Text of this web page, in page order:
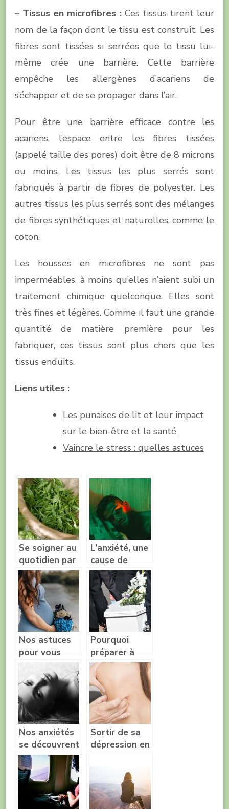
– Tissus en microfibres :Ces tissus tirent leur
nom de la façon dont le tissu est construit. Les
fibres sont tissées si serrées que le tissu lui-
même crée une barrière. Cette barrière
empêche les allergènes d’acariens de
s’échapper et de se propager dans l’air.
Pour être une barrière efficace contre les
acariens, l’espace entre les fibres tissées
(appelé taille des pores) doit être de 8 microns
ou moins. Les tissus les plus serrés sont
fabriqués à partir de fibres de polyester. Les
autres tissus les plus serrés sont des mélanges
de fibres synthétiques et naturelles, comme le
coton.
Les housses en microfibres ne sont pas
imperméables, à moins qu’elles n’aient subi un
traitement chimique quelconque. Elles sont
très fines et légères. Comme il faut une grande
quantité de matière première pour les
fabriquer, ces tissus sont plus chers que les
tissus enduits.
Liens utiles :
Les punaises de lit et leur impact
sur le bien-être et la santé
Vaincre le stress : quelles astuces
Se soigner au
quotidien par
les végétaux
L’anxiété, une
cause de
trouble
érectile
Nos astuces
pour vous
aider à vivre
pleinement
votre
grossesse
Pourquoi
préparer à
l’avance ses
funérailles ?
Nos anxiétés
se découvrent
à nos
habitudes
Sortir de sa
dépression en